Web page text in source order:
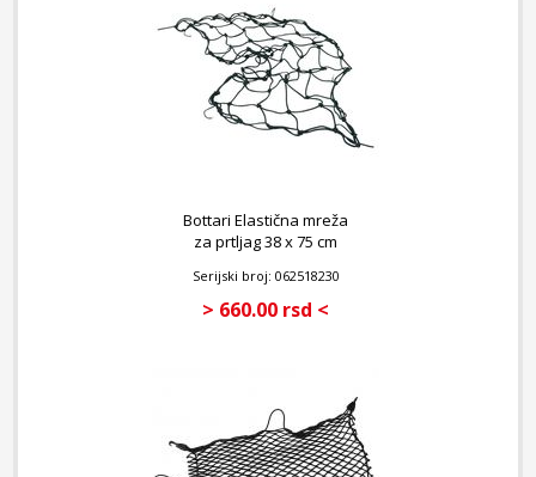
Bottari Elastična mreža
za prtljag 38 x 75 cm
Serijski broj: 062518230
> 660.00 rsd <